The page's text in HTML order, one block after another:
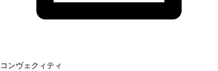
コンヴェクィティ